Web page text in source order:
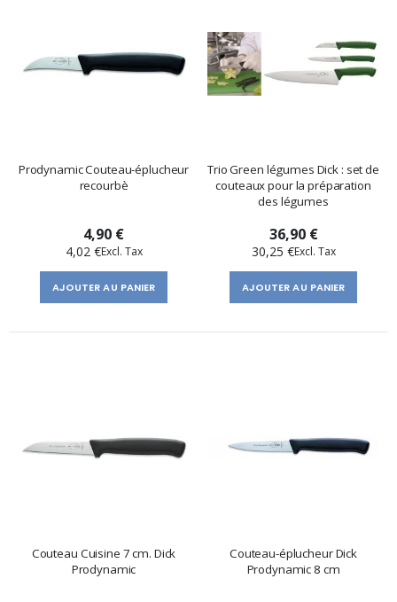
Prodynamic Couteau-éplucheur
recourbè
4,90 €
4,02 €
AJOUTER AU PANIER
Trio Green légumes Dick : set de
couteaux pour la préparation
des légumes
36,90 €
30,25 €
AJOUTER AU PANIER
Couteau Cuisine 7 cm. Dick
Prodynamic
Couteau-éplucheur Dick
Prodynamic 8 cm